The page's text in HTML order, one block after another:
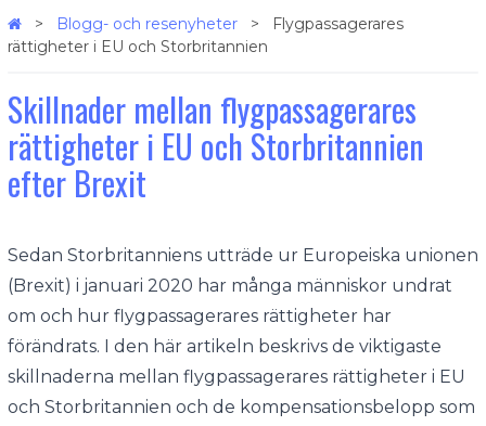
Blogg- och resenyheter
Flygpassagerares
rättigheter i EU och Storbritannien
Skillnader mellan flygpassagerares
rättigheter i EU och Storbritannien
efter Brexit
Sedan Storbritanniens utträde ur Europeiska unionen
(Brexit) i januari 2020 har många människor undrat
om och hur flygpassagerares rättigheter har
förändrats. I den här artikeln beskrivs de viktigaste
skillnaderna mellan flygpassagerares rättigheter i EU
och Storbritannien och de kompensationsbelopp som